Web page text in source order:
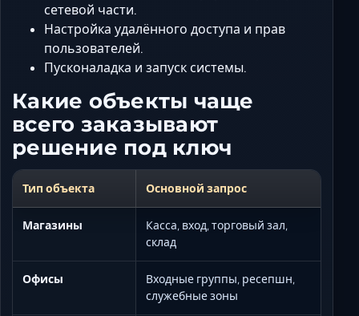
сетевой части.
Настройка удалённого доступа и прав
пользователей.
Пусконаладка и запуск системы.
Какие объекты чаще
всего заказывают
решение под ключ
Тип объекта Основной запрос
Магазины
Касса, вход, торговый зал,
склад
Офисы
Входные группы, ресепшн,
служебные зоны